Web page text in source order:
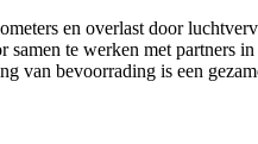
en overlast door
te werken met partners
van bevoorrading is een